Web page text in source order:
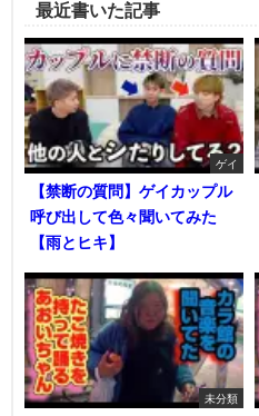
最近書いた記事
ゲイ
【禁断の質問】ゲイカップル
呼び出して色々聞いてみた
【雨とヒキ】
未分類